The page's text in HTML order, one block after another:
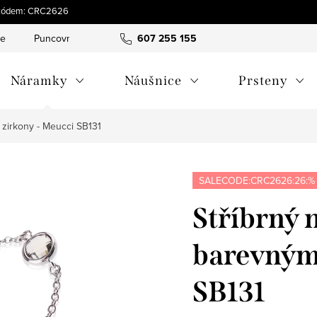
CRC2626
607 255 155
Puncovní značky Hodnocení obchodu
Náramky Náušnice Prsteny
- Meucci SB131
SALECODE:CRC2626:26:%
Stříbrný
SB131